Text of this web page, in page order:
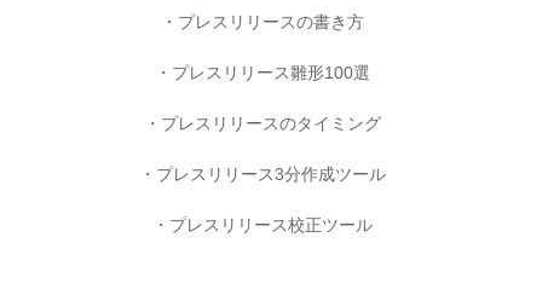
プレスリリースの書き方
プレスリリース雛形100選
プレスリリースのタイミング
プレスリリース3分作成ツール
プレスリリース校正ツール